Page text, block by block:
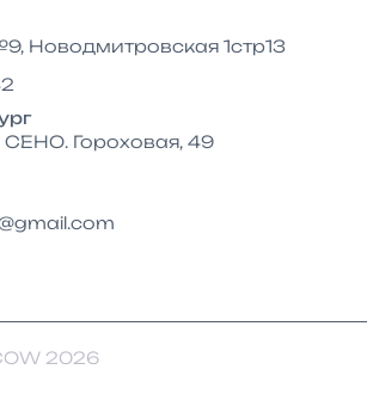
Новодмитровская 1стр13
Гороховая, 49
2026